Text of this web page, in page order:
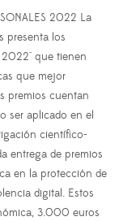
2022 La
presenta los
2022" que tienen
que mejor
premios cuentan
ser aplicado en el
científico-
entrega de premios
en la protección de
digital. Estos
3.000 euros